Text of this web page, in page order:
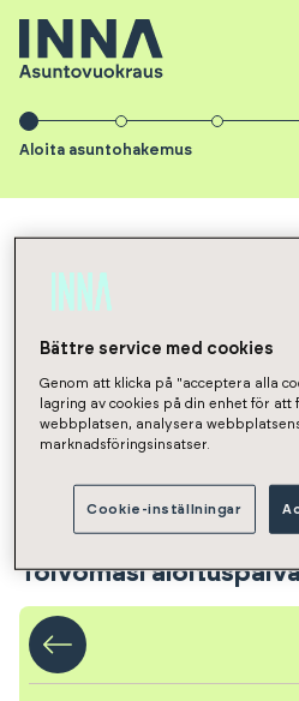
Aloita asuntohakemus
INNA Asuntovuokraus
Aloita
Vuokrasopimuksen
Toivomasi
Bättre service med cookies
Genom att klicka på "acceptera alla
lagring av cookies på din enhet för
webbplatsen, analysera
marknadsföringsinsatser.
Cookie-inställningar